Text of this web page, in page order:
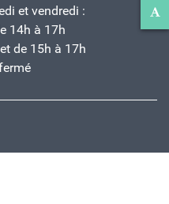
et vendredi :
14h à 17h
de 15h à 17h